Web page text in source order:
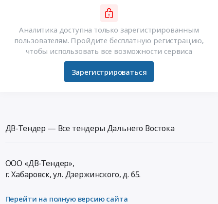
Аналитика доступна только зарегистрированным
пользователям. Пройдите бесплатную регистрацию,
чтобы использовать все возможности сервиса
Зарегистрироваться
ДВ-Тендер — Все тендеры Дальнего Востока
ООО «ДВ-Тендер»,
г. Хабаровск,ул. Дзержинского, д. 65.
Перейти на полную версию сайта